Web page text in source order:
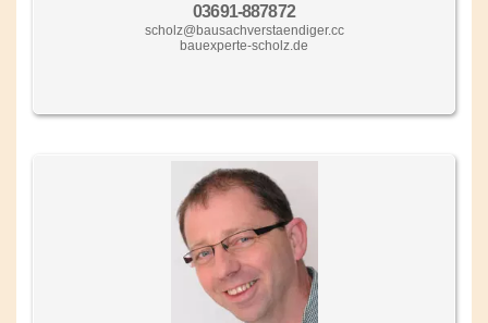
03691-887872
scholz@bausachverstaendiger.cc
bauexperte-scholz.de